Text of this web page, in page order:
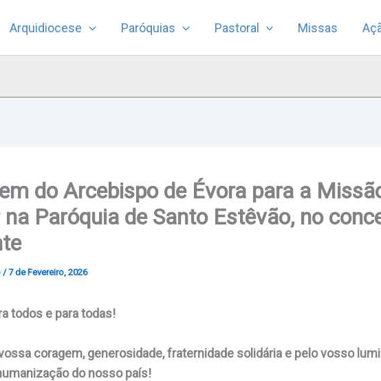
Arquidiocese Paróquias Pastoral Missas
do Arcebispo de Évora para a
Paróquia de Santo Estêvão, no
/7 de Fevereiro, 2026
todos e para todas!
coragem, generosidade, fraternidade solidária e pelo vosso
do nosso país!